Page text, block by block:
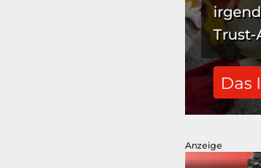
Trust-
Das
Anzeige